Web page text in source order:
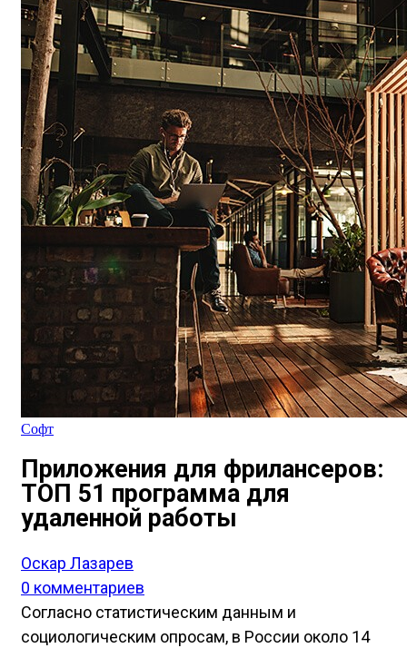
Софт
Приложения для фрилансеров:
ТОП 51 программа для
удаленной работы
Оскар Лазарев
0 комментариев
Согласно статистическим данным и
социологическим опросам, в России около 14